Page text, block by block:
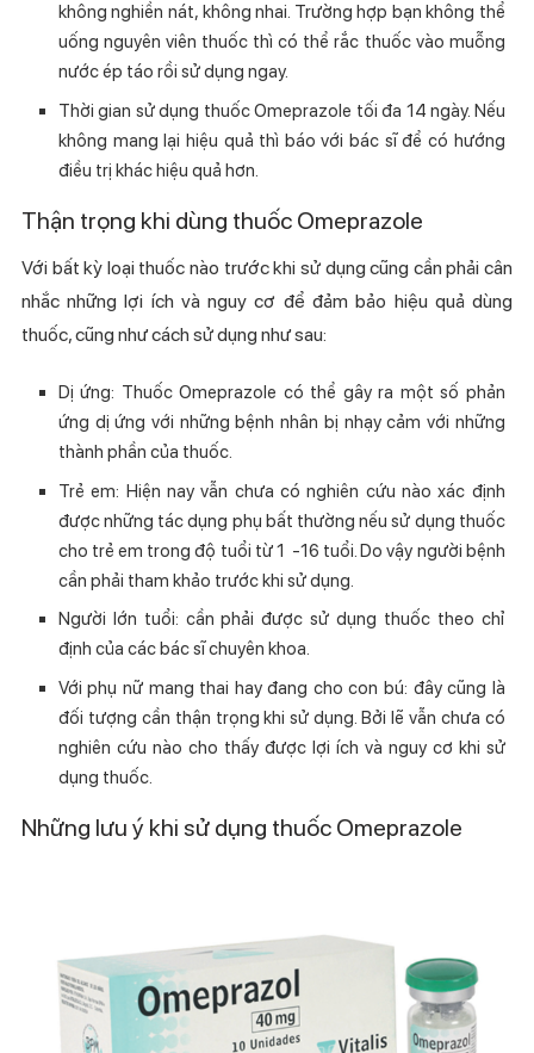
không nghiền nát, không nhai. Trường hợp bạn không thể
uống nguyên viên thuốc thì có thể rắc thuốc vào muỗng
nước ép táo rồi sử dụng ngay.
Thời gian sử dụng thuốc Omeprazole tối đa 14 ngày. Nếu
không mang lại hiệu quả thì báo với bác sĩ để có hướng
điều trị khác hiệu quả hơn.
Thận trọng khi dùng thuốc Omeprazole
Với bất kỳ loại thuốc nào trước khi sử dụng cũng cần phải cân
nhắc những lợi ích và nguy cơ để đảm bảo hiệu quả dùng
thuốc, cũng như cách sử dụng như sau:
Dị ứng: Thuốc Omeprazole có thể gây ra một số phản
ứng dị ứng với những bệnh nhân bị nhạy cảm với những
thành phần của thuốc.
Trẻ em: Hiện nay vẫn chưa có nghiên cứu nào xác định
được những tác dụng phụ bất thường nếu sử dụng thuốc
cho trẻ em trong độ tuổi từ 1 -16 tuổi. Do vậy người bệnh
cần phải tham khảo trước khi sử dụng.
Người lớn tuổi: cần phải được sử dụng thuốc theo chỉ
định của các bác sĩ chuyên khoa.
Với phụ nữ mang thai hay đang cho con bú: đây cũng là
đối tượng cần thận trọng khi sử dụng. Bởi lẽ vẫn chưa có
nghiên cứu nào cho thấy được lợi ích và nguy cơ khi sử
dụng thuốc.
Những lưu ý khi sử dụng thuốc Omeprazole